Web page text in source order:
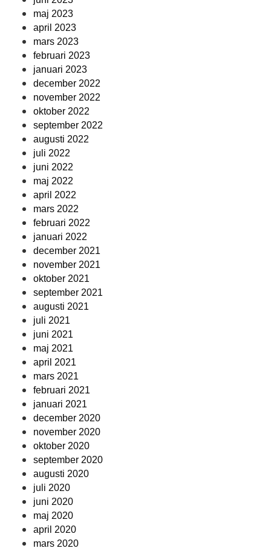
maj 2023
april 2023
mars 2023
februari 2023
januari 2023
december 2022
november 2022
oktober 2022
september 2022
augusti 2022
juli 2022
juni 2022
maj 2022
april 2022
mars 2022
februari 2022
januari 2022
december 2021
november 2021
oktober 2021
september 2021
augusti 2021
juli 2021
juni 2021
maj 2021
april 2021
mars 2021
februari 2021
januari 2021
december 2020
november 2020
oktober 2020
september 2020
augusti 2020
juli 2020
juni 2020
maj 2020
april 2020
mars 2020